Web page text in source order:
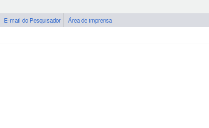
E-mail do Pesquisador Área de imprensa